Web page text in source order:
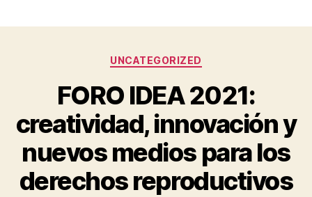
Categorías
UNCATEGORIZED
FORO IDEA 2021:
creatividad, innovación y
nuevos medios para los
derechos reproductivos